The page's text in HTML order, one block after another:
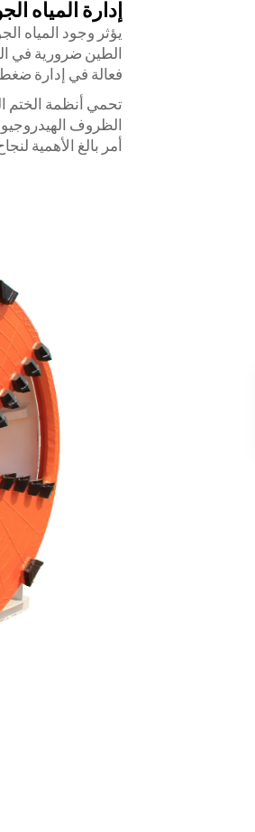
إدارة المياه
يؤثر وجود المياه
الطين ضرورية في
فعالة في إدارة
تحمي أنظمة الختم
الظروف
أمر بالغ الأهمية